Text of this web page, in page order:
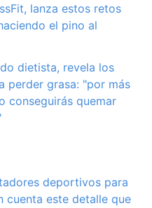
lanza estos retos
el pino al
dietista, revela los
perder grasa: "por más
conseguirás quemar
deportivos para
cuenta este detalle que